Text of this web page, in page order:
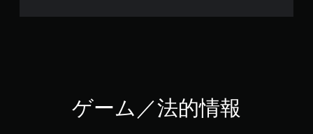
ゲーム／法的情報